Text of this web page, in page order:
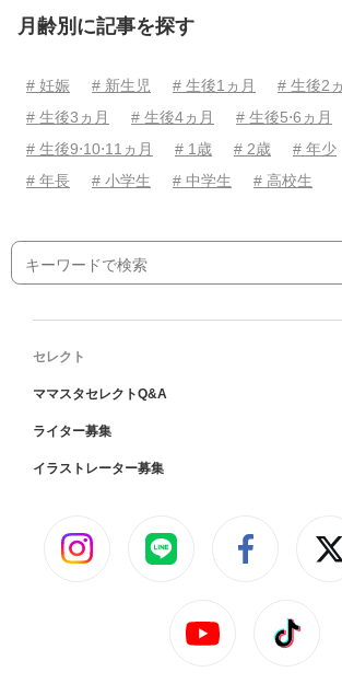
月齢別に記事を探す
# 妊娠 # 新生児 # 生後1ヵ月
# 生後2
# 生後3ヵ月
# 生後4ヵ月 # 生後5⋅6ヵ月
# 生後9⋅10⋅11ヵ月
# 1歳 # 2歳 # 年少
# 年長
# 小学生 # 中学生 # 高校生
セレクト
ママスタセレクトQ&A
ライター募集
イラストレーター募集